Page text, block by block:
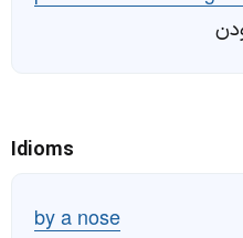
Idioms
by a nose